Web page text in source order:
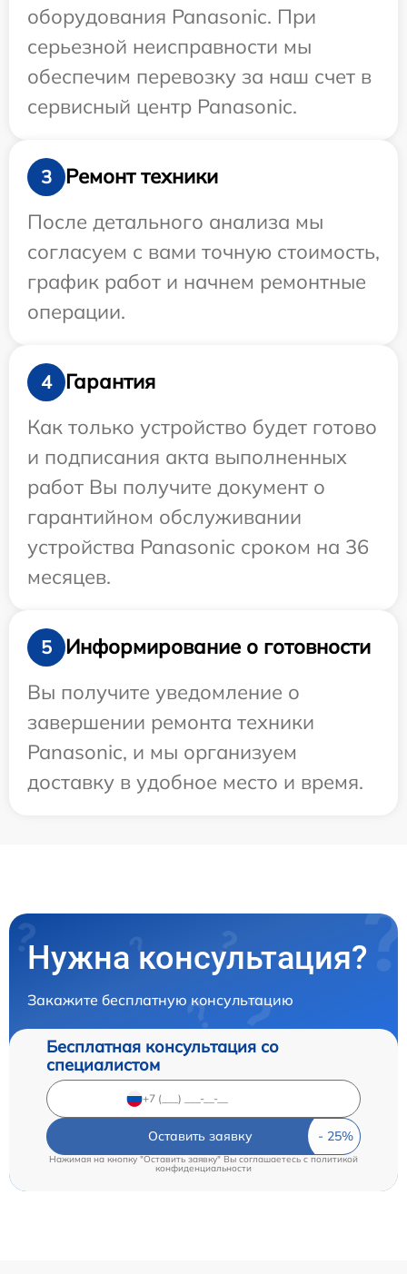
оборудования Panasonic. При
серьезной неисправности мы
обеспечим перевозку за наш счет в
сервисный центр Panasonic.
3
Ремонт техники
После детального анализа мы
согласуем с вами точную стоимость,
график работ и начнем ремонтные
операции.
4
Гарантия
Как только устройство будет готово
и подписания акта выполненных
работ Вы получите документ о
гарантийном обслуживании
устройства Panasonic сроком на 36
месяцев.
5
Информирование о готовности
Вы получите уведомление о
завершении ремонта техники
Panasonic, и мы организуем
доставку в удобное место и время.
Нужна консультация?
Закажите бесплатную консультацию
Бесплатная консультация со
специалистом
Оставить заявку
Нажимая на кнопку "Оставить заявку" Вы соглашаетесь cполитикой
конфиденциальности